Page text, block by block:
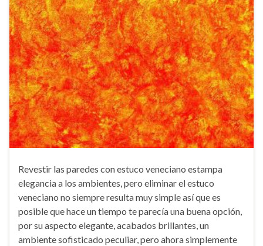
Revestir las paredes con estuco veneciano estampa
elegancia a los ambientes, pero eliminar el estuco
veneciano no siempre resulta muy simple así que es
posible que hace un tiempo te parecía una buena opción,
por su aspecto elegante, acabados brillantes, un
ambiente sofisticado peculiar, pero ahora simplemente